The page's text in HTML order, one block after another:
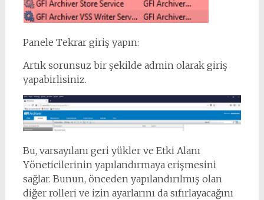
Panele Tekrar giriş yapın:
Artık sorunsuz bir şekilde admin olarak giriş
yapabirlisiniz.
Bu, varsayılanı geri yükler ve Etki Alanı
Yöneticilerinin yapılandırmaya erişmesini
sağlar. Bunun, önceden yapılandırılmış olan
diğer rolleri ve izin ayarlarını da sıfırlayacağını